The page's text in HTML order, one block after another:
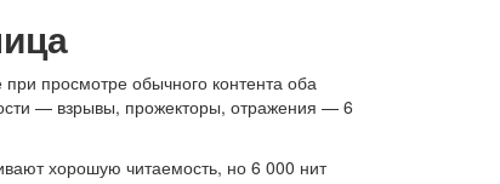
просмотре обычного контента оба
— взрывы, прожекторы, отражения — 6
хорошую читаемость, но 6 000 нит